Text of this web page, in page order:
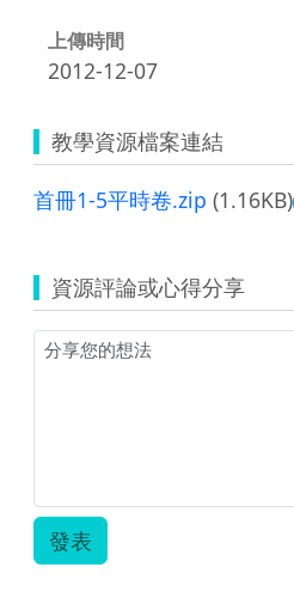
上傳時間
2012-12-07
教學資源檔案連結
首冊1-5平時卷.zip (1.16KB)
資源評論或心得分享
發表